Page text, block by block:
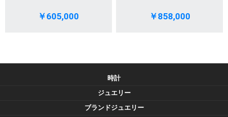
￥605,000 ￥858,000
時計
ジュエリー
ブランドジュエリー